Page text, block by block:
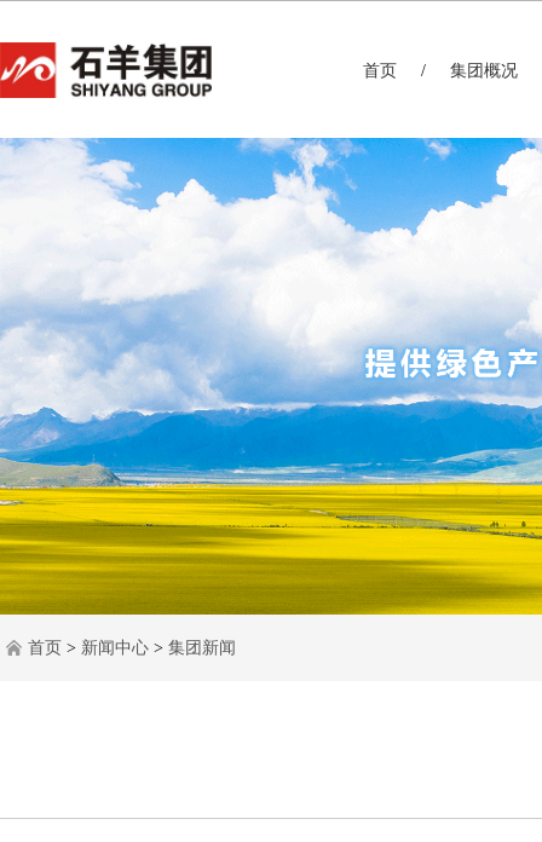
首页 集团概况
首页 > 新闻中心 > 集团新闻